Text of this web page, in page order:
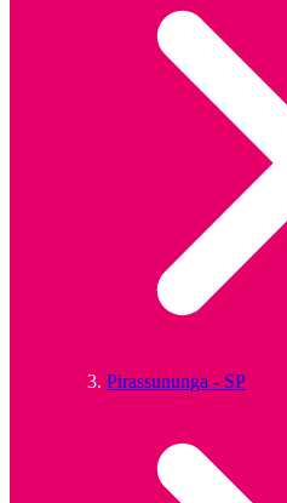
Pirassununga - SP